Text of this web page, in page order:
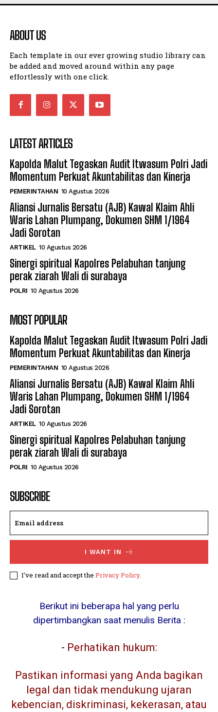
ABOUT US
Each template in our ever growing studio library can
be added and moved around within any page
effortlessly with one click.
LATEST ARTICLES
Kapolda Malut Tegaskan Audit Itwasum Polri Jadi
Momentum Perkuat Akuntabilitas dan Kinerja
PEMERINTAHAN 10 Agustus 2026
Aliansi Jurnalis Bersatu (AJB) Kawal Klaim Ahli
Waris Lahan Plumpang, Dokumen SHM 1/1964
Jadi Sorotan
ARTIKEL 10 Agustus 2026
Sinergi spiritual Kapolres Pelabuhan tanjung
perak ziarah Wali di surabaya
POLRI 10 Agustus 2026
MOST POPULAR
Kapolda Malut Tegaskan Audit Itwasum Polri Jadi
Momentum Perkuat Akuntabilitas dan Kinerja
PEMERINTAHAN 10 Agustus 2026
Aliansi Jurnalis Bersatu (AJB) Kawal Klaim Ahli
Waris Lahan Plumpang, Dokumen SHM 1/1964
Jadi Sorotan
ARTIKEL 10 Agustus 2026
Sinergi spiritual Kapolres Pelabuhan tanjung
perak ziarah Wali di surabaya
POLRI 10 Agustus 2026
SUBSCRIBE
I WANT IN
I've read and accept the Privacy Policy.
Berikut ini beberapa hal yang perlu
dipertimbangkan saat menulis Berita :
- Perhatikan hukum:
Pastikan informasi yang Anda bagikan
legal dan tidak mendukung ujaran
kebencian, diskriminasi, kekerasan, atau